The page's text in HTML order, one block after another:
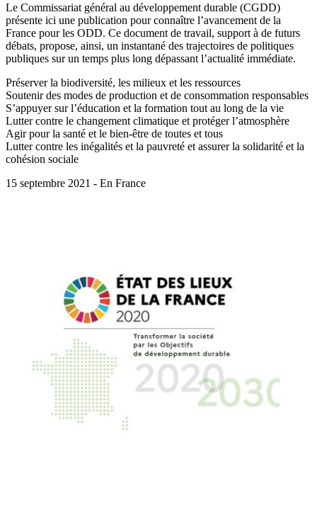
Le Commissariat général au développement durable (CGDD)
présente ici une publication pour connaître l’avancement de la
France pour les ODD. Ce document de travail, support à de futurs
débats, propose, ainsi, un instantané des trajectoires de politiques
publiques sur un temps plus long dépassant l’actualité immédiate.
Préserver la biodiversité, les milieux et les ressources
Soutenir des modes de production et de consommation responsables
S’appuyer sur l’éducation et la formation tout au long de la vie
Lutter contre le changement climatique et protéger l’atmosphère
Agir pour la santé et le bien-être de toutes et tous
Lutter contre les inégalités et la pauvreté et assurer la solidarité et la
cohésion sociale
15 septembre 2021 - En France